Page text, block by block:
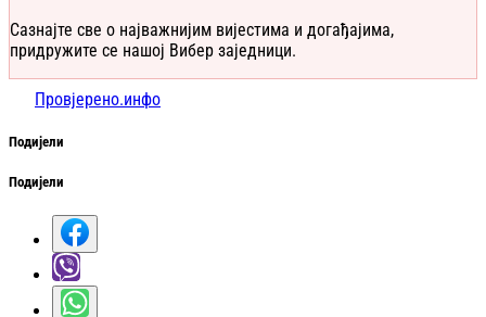
Сазнајте све о најважнијим вијестима и догађајима,
придружите се нашој Вибер заједници.
Провјерено.инфо
Подијели
Подијели